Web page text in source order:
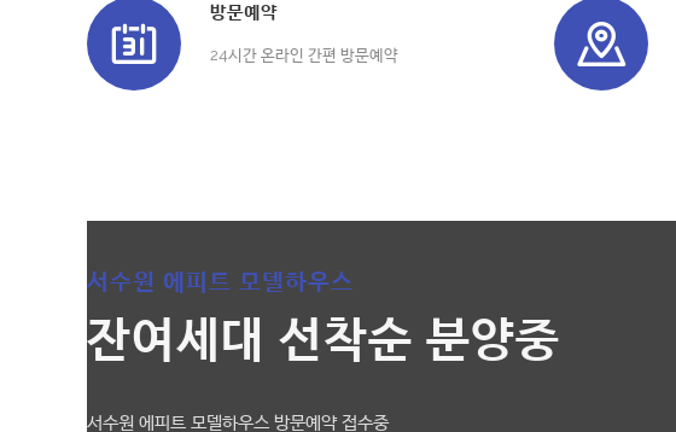
방문예약
24시간 온라인 간편 방문예약
서수원 에피트 모델하우스
잔여세대 선착순 분양중
서수원 에피트 모델하우스 방문예약 접수중